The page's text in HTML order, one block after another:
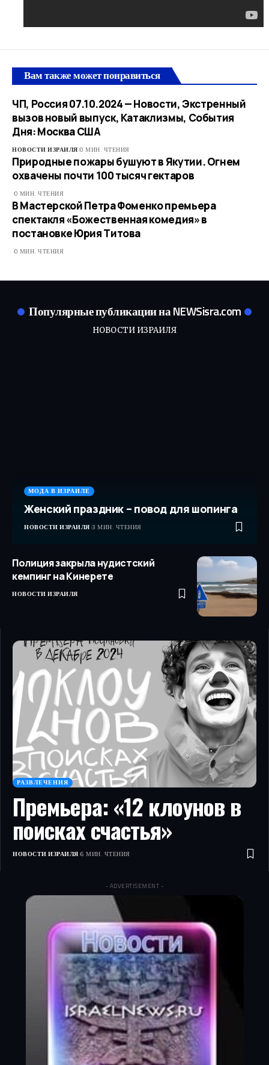
Вам также может понравиться
ЧП, Россия 07.10.2024 — Новости, Экстренный
вызов новый выпуск, Катаклизмы, События
Дня: Москва США
НОВОСТИ ИЗРАИЛЯ 0 МИН. ЧТЕНИЯ
Природные пожары бушуют в Якутии. Огнем
охвачены почти 100 тысяч гектаров
0 МИН. ЧТЕНИЯ
В Мастерской Петра Фоменко премьера
спектакля «Божественная комедия» в
постановке Юрия Титова
0 МИН. ЧТЕНИЯ
Популярные публикации на NEWSisra.com
НОВОСТИ ИЗРАИЛЯ
МОДА В ИЗРАИЛЕ
Женский праздник – повод для шопинга
НОВОСТИ ИЗРАИЛЯ 3 МИН. ЧТЕНИЯ
Полиция закрыла нудистский
кемпинг на Кинерете
НОВОСТИ ИЗРАИЛЯ
РАЗВЛЕЧЕНИЯ
Премьера: «12 клоунов в
поисках счастья»
НОВОСТИ ИЗРАИЛЯ 6 МИН. ЧТЕНИЯ
- ADVERTISEMENT -